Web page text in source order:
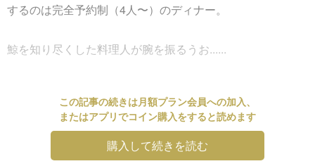
するのは完全予約制（4人〜）のディナー。
鯨を知り尽くした料理人が腕を振るうお......
この記事の続きは月額プラン会員への加入、
またはアプリでコイン購入をすると読めます
購入して続きを読む